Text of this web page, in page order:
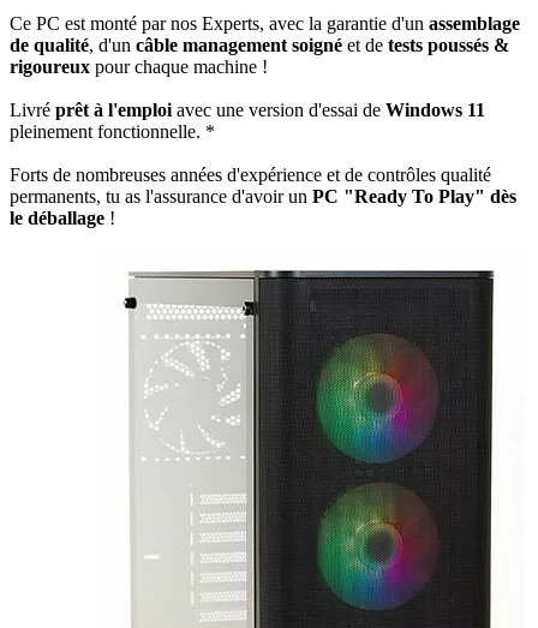
Ce PC est monté par nos Experts, avec la garantie d'un assemblage
de qualité, d'un câble management soigné et de tests poussés &
rigoureux pour chaque machine !
Livré prêt à l'emploi avec une version d'essai de Windows 11
pleinement fonctionnelle. *
Forts de nombreuses années d'expérience et de contrôles qualité
permanents, tu as l'assurance d'avoir un PC "Ready To Play" dès
le déballage !